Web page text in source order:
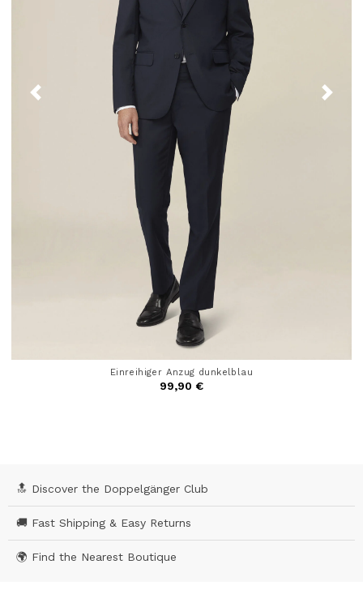
Einreihiger Anzug dunkelblau
99,90 €
🔝 Discover the Doppelgänger Club
🚚 Fast Shipping & Easy Returns
🌍 Find the Nearest Boutique